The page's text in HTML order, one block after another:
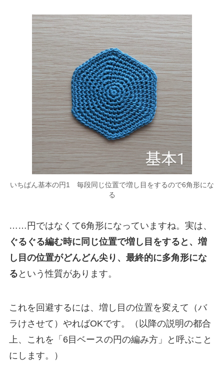
いちばん基本の円1 毎段同じ位置で増し目をするので6角形にな
る
……円ではなくて6角形になっていますね。実は、
ぐるぐる編む時に同じ位置で増し目をすると、増
し目の位置がどんどん尖り、最終的に多角形にな
る という性質があります。
これを回避するには、増し目の位置を変えて（バ
ラけさせて）やればOKです。（以降の説明の都合
上、これを「6目ベースの円の編み方」と呼ぶこと
にします。）